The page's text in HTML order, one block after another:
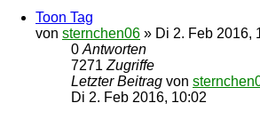
Toon Tag
von sternchen06 » Di 2. Feb 2016,
0 Antworten
7271 Zugriffe
Letzter Beitrag von
Di 2. Feb 2016, 10:02